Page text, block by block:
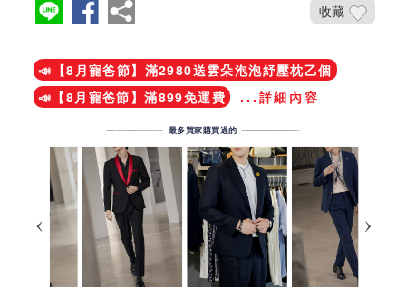
收藏
📣【8月寵爸節】滿2980送雲朵泡泡紓壓枕乙個
📣【8月寵爸節】滿899免運費
...詳細內容